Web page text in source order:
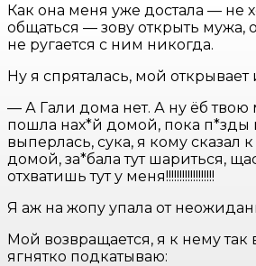
Как она меня уже достала — не
общаться — зову открыть мужа,
не ругается с ним никогда.
Ну я спряталась, мой открывает
— А Гали дома нет. А ну ёб твою
пошла нах*й домой, пока п*зды
выперлась, сука, я кому сказал
домой, за*бала тут шариться,
отхватишь тут у меня!!!!!!!!!!!!!!!!!!
Я аж на жопу упала от
Мой возвращается, я к нему так
ягнятко подкатываю: